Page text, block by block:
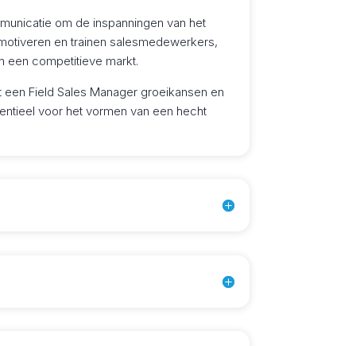
om de inspanningen van het
en trainen salesmedewerkers,
een competitieve markt.
Field Sales Manager groeikansen en
voor het vormen van een hecht